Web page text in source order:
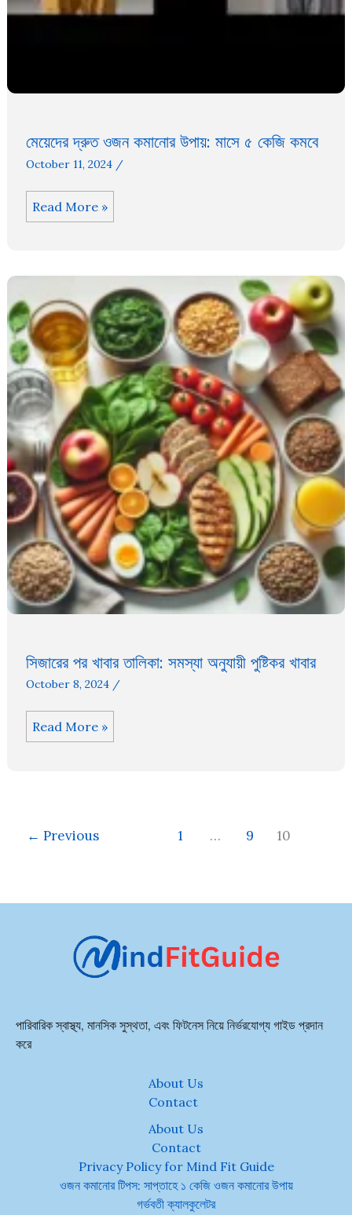
মেয়েদের দ্রুত ওজন কমানোর উপায়: মাসে ৫ কেজি কমবে
October 11, 2024 /
মেয়েদের
দ্রুত
উপায়:
মাসে
৫
কেজি
কমবে
Read More »
সিজারের পর খাবার তালিকা: সমস্যা অনুযায়ী পুষ্টিকর খাবার
October 8, 2024 /
সিজারের
পর
পুষ্টিকর
Read More »
← Previous 1 … 9 10
পারিবারিক স্বাস্থ্য, মানসিক সুস্থতা, এবং ফিটনেস নিয়ে নির্ভরযোগ্য গাইড প্রদান
করে
About Us
Contact
About Us
Contact
Privacy Policy for Mind Fit Guide
ওজন কমানোর টিপস: সাপ্তাহে ১ কেজি ওজন কমানোর উপায়
গর্ভবতী ক্যালকুলেটর